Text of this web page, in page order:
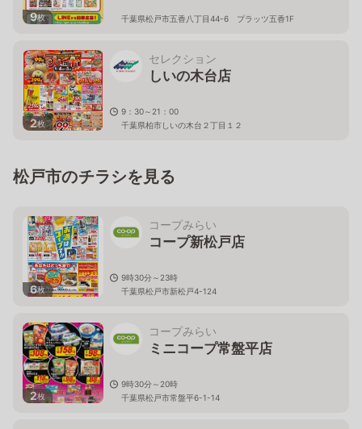
9枚 千葉県松戸市五香八丁目44-6 プラッツ五香1F
2枚
セレクション
しいの木台店
9：30～21：00
千葉県柏市しいの木台２丁目１２
松戸市のチラシを見る
6枚
コープみらい
コープ新松戸店
9時30分～23時
千葉県松戸市新松戸4-124
2枚
コープみらい
ミニコープ常盤平店
9時30分～20時
千葉県松戸市常盤平6-1-14